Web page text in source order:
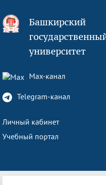
Башкирский
университет
Max-канал
Telegram-канал
Личный кабинет
Учебный портал